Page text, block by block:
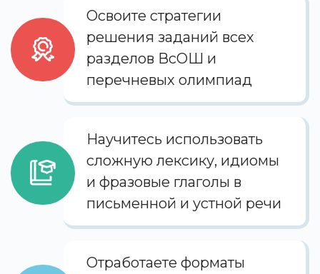
Освоите стратегии
решения заданий всех
разделов ВсОШ и
перечневых олимпиад
Научитесь использовать
сложную лексику, идиомы
и фразовые глаголы в
письменной и устной речи
Отработаете форматы